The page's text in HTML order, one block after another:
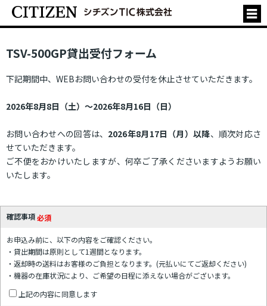
TSV-500GP貸出受付フォーム
下記期間中、WEBお問い合わせの受付を休止させていただきます。
2026年8月8日（土）～2026年8月16日（日）
お問い合わせへの回答は、 2026年8月17日（月）以降、順次対応さ
せていただきます。
ご不便をおかけいたしますが、何卒ご了承くださいますようお願い
いたします。
確認事項必須
お申込み前に、以下の内容をご確認ください。
・貸出期間は原則として1週間となります。
・返却時の送料はお客様のご負担となります。(元払いにてご返却ください)
・機器の在庫状況により、ご希望の日程に添えない場合がございます。
上記の内容に同意します